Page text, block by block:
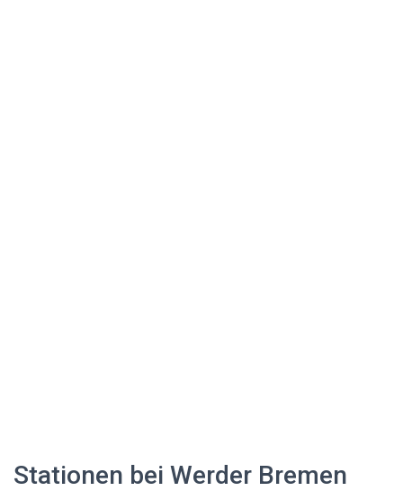
Stationen bei Werder Bremen